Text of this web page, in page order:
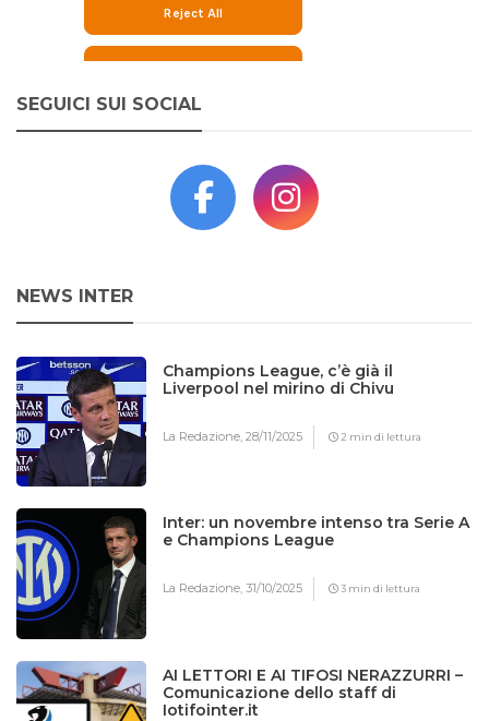
SEGUICI SUI SOCIAL
NEWS INTER
Champions League, c’è già il
Liverpool nel mirino di Chivu
La Redazione,28/11/2025 2 min di lettura
Inter: un novembre intenso tra Serie A
e Champions League
La Redazione,31/10/2025 3 min di lettura
AI LETTORI E AI TIFOSI NERAZZURRI –
Comunicazione dello staff di
Iotifointer.it